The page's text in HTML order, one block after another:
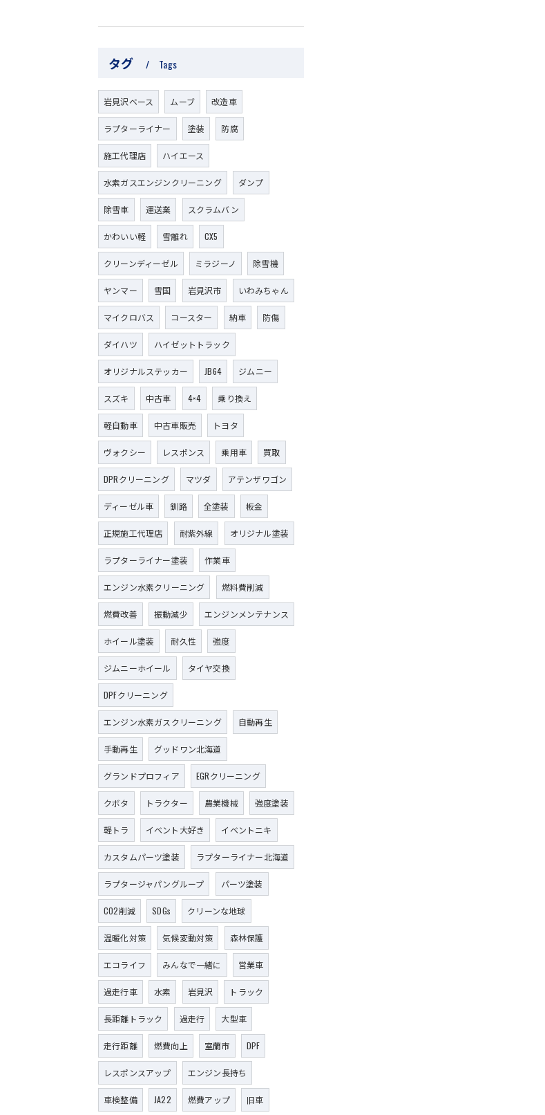
タグ Tags
岩見沢ベース ムーブ 改造車
ラプターライナー 塗装 防腐
施工代理店 ハイエース
水素ガスエンジンクリーニング ダンプ
除雪車 運送業 スクラムバン
かわいい軽 雪離れ CX5
クリーンディーゼル ミラジーノ 除雪機
ヤンマー 雪国 岩見沢市 いわみちゃん
マイクロバス コースター 納車 防傷
ダイハツ ハイゼットトラック
オリジナルステッカー JB64 ジムニー
スズキ 中古車 4×4 乗り換え
軽自動車 中古車販売 トヨタ
ヴォクシー レスポンス 乗用車 買取
DPRクリーニング マツダ アテンザワゴン
ディーゼル車 釧路 全塗装 板金
正規施工代理店 耐紫外線 オリジナル塗装
ラプターライナー塗装 作業車
エンジン水素クリーニング 燃料費削減
燃費改善 振動減少 エンジンメンテナンス
ホイール塗装 耐久性 強度
ジムニーホイール タイヤ交換
DPFクリーニング
エンジン水素ガスクリーニング 自動再生
手動再生 グッドワン北海道
グランドプロフィア EGRクリーニング
クボタ トラクター 農業機械 強度塗装
軽トラ イベント大好き イベントニキ
カスタムパーツ塗装 ラプターライナー北海道
ラプタージャパングループ パーツ塗装
CO2削減 SDGs クリーンな地球
温暖化対策 気候変動対策 森林保護
エコライフ みんなで一緒に 営業車
過走行車 水素 岩見沢 トラック
長距離トラック 過走行 大型車
走行距離 燃費向上 室蘭市 DPF
レスポンスアップ エンジン長持ち
車検整備 JA22 燃費アップ 旧車